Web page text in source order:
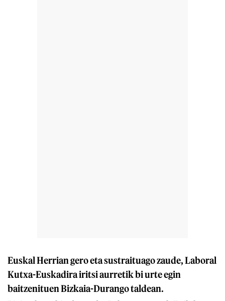
Euskal Herrian gero eta sustraituago zaude, Laboral
Kutxa-Euskadira iritsi aurretik bi urte egin
baitzenituen Bizkaia-Durango taldean.